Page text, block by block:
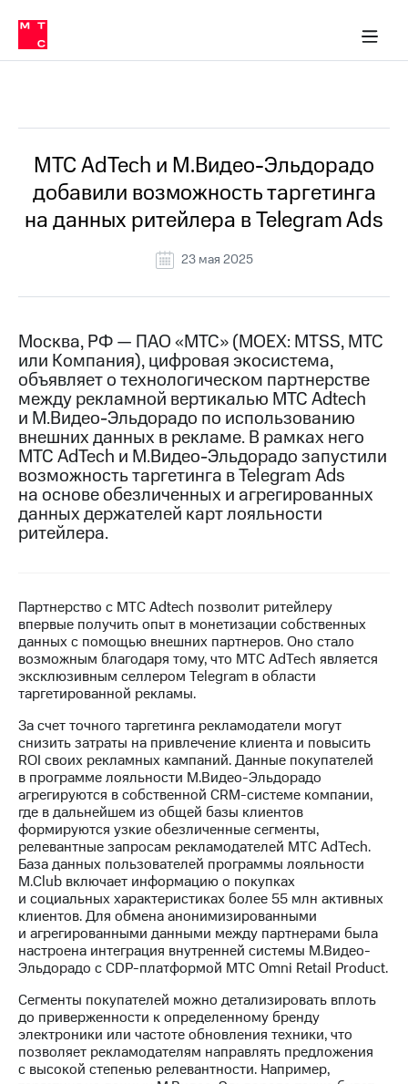
Медиа-центр
и акционерам
Устойчивое развитие
Комплаенс и деловая этика
компании
Карьера
История
компании
Руководство
информация
Контакты
Медиа-центр
Пресс-
релизы
МТС
о технологиях
Достижения
Интервью
Контакты
Пригласить
спикера
и акционерам
управление
Корпоративный
секретарь
Раскрытие
информации
Информация
акционерам
Документы
ПАО
"МТС"
Собрания
акционеров
Личный
кабинет
акционера
Акционерный
капитал
Контроль
и
в МТС
Пресс-
релизы
МТС
о технологиях
МТС AdTech и М.Видео-Эльдорадо
добавили возможность таргетинга
на данных ритейлера в Telegram Ads
23 мая 2025
Москва, РФ — ПАО «МТС» (MOEX: MTSS, МТС
или Компания), цифровая экосистема,
объявляет о технологическом партнерстве
между рекламной вертикалью МТС Adtech
и М.Видео-Эльдорадо по использованию
внешних данных в рекламе. В рамках него
МТС AdTech и М.Видео-Эльдорадо запустили
возможность таргетинга в Telegram Ads
на основе обезличенных и агрегированных
данных держателей карт лояльности
ритейлера.
Партнерство с МТС Adtech позволит ритейлеру
впервые получить опыт в монетизации собственных
данных с помощью внешних партнеров. Оно стало
возможным благодаря тому, что МТС AdTech является
эксклюзивным селлером Telegram в области
таргетированной рекламы.
За счет точного таргетинга рекламодатели могут
снизить затраты на привлечение клиента и повысить
ROI своих рекламных кампаний. Данные покупателей
в программе лояльности М.Видео-Эльдорадо
агрегируются в собственной CRM-системе компании,
где в дальнейшем из общей базы клиентов
формируются узкие обезличенные сегменты,
релевантные запросам рекламодателей МТС AdTech.
База данных пользователей программы лояльности
M.Club включает информацию о покупках
и социальных характеристиках более 55 млн активных
клиентов. Для обмена анонимизированными
и агрегированными данными между партнерами была
настроена интеграция внутренней системы М.Видео-
Эльдорадо с CDP-платформой МТС Omni Retail Product.
Сегменты покупателей можно детализировать вплоть
до приверженности к определенному бренду
электроники или частоте обновления техники, что
позволяет рекламодателям направлять предложения
с высокой степенью релевантности. Например,